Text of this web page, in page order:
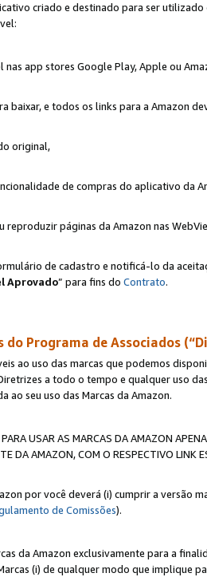
criado e destinado para ser
nas app stores Google Play, Apple ou
baixar, e todos os links para a Amazon
original,
de compras do aplicativo da
reproduzir páginas da Amazon nas
de cadastro e notificá-lo da
Aprovado” para fins do Contrato.
do Programa de Associados
ao uso das marcas que podemos
a todo o tempo e qualquer uso
ao seu uso das Marcas da Amazon.
USAR AS MARCAS DA AMAZON
DA AMAZON, COM O RESPECTIVO LINK
por você deverá (i) cumprir a versão
de Comissões).
da Amazon exclusivamente para a
(i) de qualquer modo que implique